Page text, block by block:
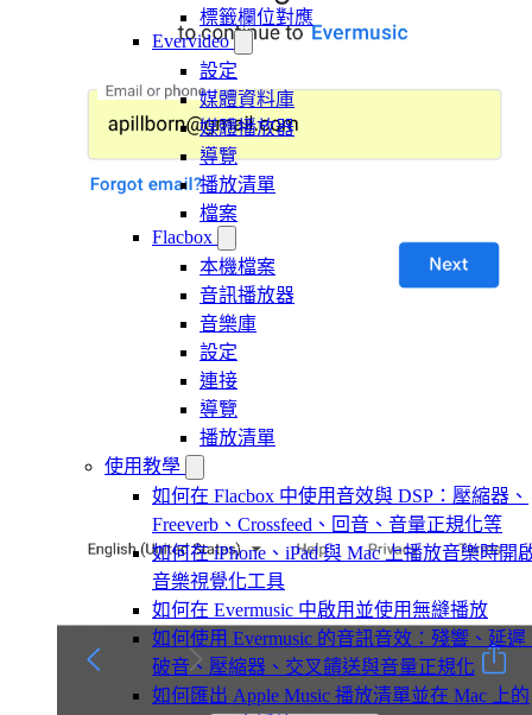
標籤欄位對應
Evervideo
設定
媒體資料庫
媒體播放器
導覽
播放清單
檔案
Flacbox
本機檔案
音訊播放器
音樂庫
設定
連接
導覽
播放清單
使用教學
如何在 Flacbox 中使用音效與 DSP：壓縮器、
Freeverb、Crossfeed、回音、音量正規化等
如何在 iPhone、iPad 與 Mac 上播放音樂時開
音樂視覺化工具
如何在 Evermusic 中啟用並使用無縫播放
如何使用 Evermusic 的音訊音效：殘響、延遲
破音、壓縮器、交叉饋送與音量正規化
如何匯出 Apple Music 播放清單並在 Mac 上的